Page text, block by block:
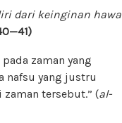
dari keinginan hawa
zaman yang
nafsu yang justru
zaman tersebut.” (al-